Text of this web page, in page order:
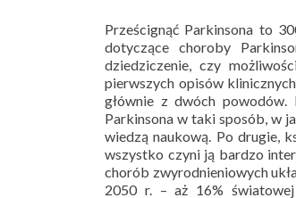
Prześcignąć Parkinsona to
dotyczące choroby
dziedziczenie, czy
pierwszych opisów
głównie z dwóch
Parkinsona w taki sposób, w
wiedzą naukową. Po drugie,
wszystko czyni ją bardzo
chorób zwyrodnieniowych
2050 r. – aż 16%